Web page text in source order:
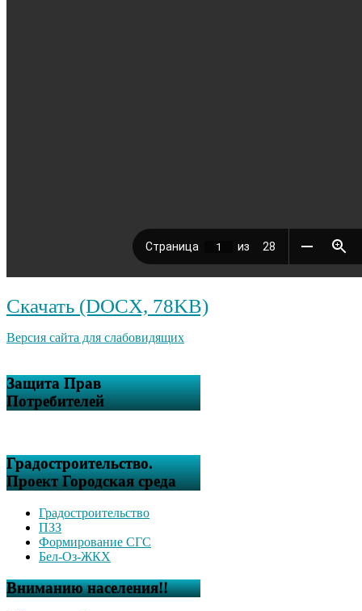
Скачать (DOCX, 78KB)
Версия сайта для слабовидящих
Защита Прав
Потребителей
Градостроительство.
Проект Городская среда
Градостроительство
ПЗЗ
Формирование СГС
Бел-Оз-ЖКХ
Вниманию населения!!